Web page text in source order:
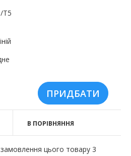
Т5
В ПОРІВНЯННЯ
замовлення цього товару 3